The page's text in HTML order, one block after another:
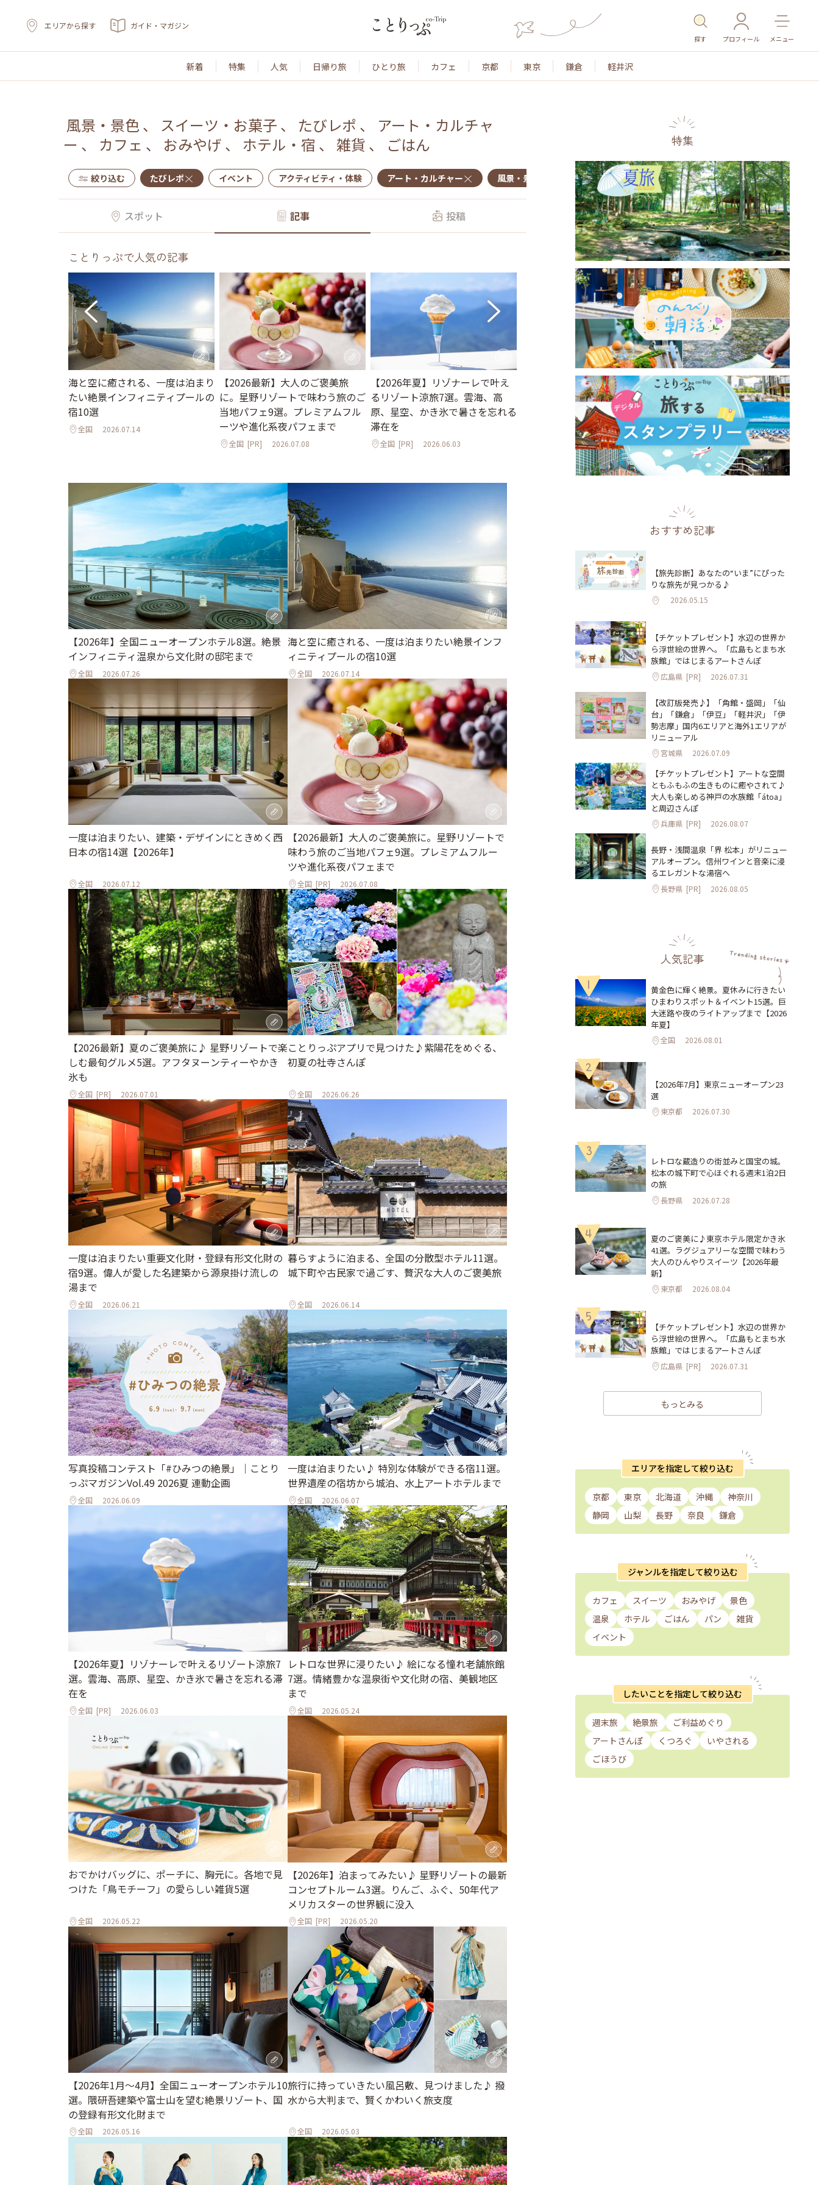
エリアから探す ガイド・マガジン
探す プロフィール メニュー
新着 特集 人気 日帰り旅 ひとり旅 カフェ 京都 東京 鎌倉 軽井沢
風景・景色 、 スイーツ・お菓子 、 たびレポ 、 アート・カルチャ
ー 、 カフェ 、 おみやげ 、 ホテル・宿 、 雑貨 、 ごはん
絞り込む たびレポ イベント アクティビティ・体験 アート・カルチャー 風景・景色 名所・旧跡 温泉・スパ その他施設 ごはん
スポット 記事 投稿
ことりっぷで人気の記事
海と空に癒される、一度は泊まり
たい絶景インフィニティプールの
宿10選
全国 2026.07.14
【2026最新】大人のご褒美旅
に。星野リゾートで味わう旅のご
当地パフェ9選。プレミアムフル
ーツや進化系夜パフェまで
全国 [PR] 2026.07.08
【2026年夏】リゾナーレで叶え
るリゾート涼旅7選。雲海、高
原、星空、かき氷で暑さを忘れる
滞在を
全国 [PR] 2026.06.03
一度は泊まりたい、建築・デザイ
ンにときめく西日本の宿14選
2026.07.12
【2026年】全国ニューオープンホテル8選。絶景
インフィニティ温泉から文化財の邸宅まで
全国 2026.07.26
海と空に癒される、一度は泊まりたい絶景インフ
ィニティプールの宿10選
全国 2026.07.14
一度は泊まりたい、建築・デザインにときめく西
日本の宿14選【2026年】
全国 2026.07.12
【2026最新】大人のご褒美旅に。星野リゾートで
味わう旅のご当地パフェ9選。プレミアムフルー
ツや進化系夜パフェまで
全国 [PR] 2026.07.08
【2026最新】夏のご褒美旅に♪ 星野リゾートで楽
しむ最旬グルメ5選。アフタヌーンティーやかき
氷も
全国 [PR] 2026.07.01
ことりっぷアプリで見つけた♪紫陽花をめぐる、
初夏の社寺さんぽ
全国 2026.06.26
一度は泊まりたい重要文化財・登録有形文化財の
宿9選。偉人が愛した名建築から源泉掛け流しの
湯まで
全国 2026.06.21
暮らすように泊まる、全国の分散型ホテル11選。
城下町や古民家で過ごす、贅沢な大人のご褒美旅
全国 2026.06.14
写真投稿コンテスト「#ひみつの絶景」｜ことり
っぷマガジンVol.49 2026夏 連動企画
全国 2026.06.09
一度は泊まりたい♪ 特別な体験ができる宿11選。
世界遺産の宿坊から城泊、水上アートホテルまで
全国 2026.06.07
【2026年夏】リゾナーレで叶えるリゾート涼旅7
選。雲海、高原、星空、かき氷で暑さを忘れる滞
在を
全国 [PR] 2026.06.03
レトロな世界に浸りたい♪ 絵になる憧れ老舗旅館
7選。情緒豊かな温泉街や文化財の宿、美観地区
まで
全国 2026.05.24
おでかけバッグに、ポーチに、胸元に。各地で見
つけた「鳥モチーフ」の愛らしい雑貨5選
全国 2026.05.22
【2026年】泊まってみたい♪ 星野リゾートの最新
コンセプトルーム3選。りんご、ふぐ、50年代ア
メリカスターの世界観に没入
全国 [PR] 2026.05.20
【2026年1月～4月】全国ニューオープンホテル10
選。隈研吾建築や富士山を望む絶景リゾート、国
の登録有形文化財まで
全国 2026.05.16
旅行に持っていきたい風呂敷、見つけました♪ 撥
水から大判まで、賢くかわいく旅支度
全国 2026.05.03
特集
おすすめ記事
【旅先診断】あなたの“いま”にぴった
りな旅先が見つかる♪
2026.05.15
【チケットプレゼント】水辺の世界か
ら浮世絵の世界へ。「広島もとまち水
族館」ではじまるアートさんぽ
広島県 [PR] 2026.07.31
【改訂版発売♪】「角館・盛岡」「仙
台」「鎌倉」「伊豆」「軽井沢」「伊
勢志摩」国内6エリアと海外1エリアが
リニューアル
宮城県 2026.07.09
【チケットプレゼント】アートな空間
ともふもふの生きものに癒やされて♪
大人も楽しめる神戸の水族館「átoa」
と周辺さんぽ
兵庫県 [PR] 2026.08.07
長野・浅間温泉「界 松本」がリニュー
アルオープン。信州ワインと音楽に浸
るエレガントな湯宿へ
長野県 [PR] 2026.08.05
人気記事
1
黄金色に輝く絶景。夏休みに行きたい
ひまわりスポット＆イベント15選。巨
大迷路や夜のライトアップまで【2026
年夏】
全国 2026.08.01
2
【2026年7月】東京ニューオープン23
選
東京都 2026.07.30
3
レトロな蔵造りの街並みと国宝の城。
松本の城下町で心ほぐれる週末1泊2日
の旅
長野県 2026.07.28
4
夏のご褒美に♪東京ホテル限定かき氷
41選。ラグジュアリーな空間で味わう
大人のひんやりスイーツ【2026年最
新】
東京都 2026.08.04
5
【チケットプレゼント】水辺の世界か
ら浮世絵の世界へ。「広島もとまち水
族館」ではじまるアートさんぽ
広島県 [PR] 2026.07.31
もっとみる
エリアを指定して絞り込む
京都 東京 北海道 沖縄
神奈川
静岡
山梨 長野 奈良 鎌倉
ジャンルを指定して絞り込む
カフェ スイーツ おみやげ
景色
温泉
ホテル ごはん パン
雑貨
イベント
したいことを指定して絞り込む
週末旅 絶景旅
ご利益めぐり
アートさんぽ
くつろぐ
いやされる
ごほうび